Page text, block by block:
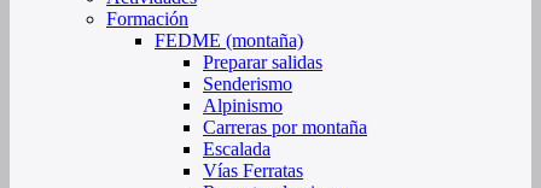
Formación
FEDME (montaña)
Preparar salidas
Senderismo
Alpinismo
Carreras por montaña
Escalada
Vías Ferratas